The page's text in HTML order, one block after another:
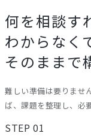
何を相談す
わからなく
そのままで
難しい準備は要りませ
ば、課題を整理し、必
STEP 01